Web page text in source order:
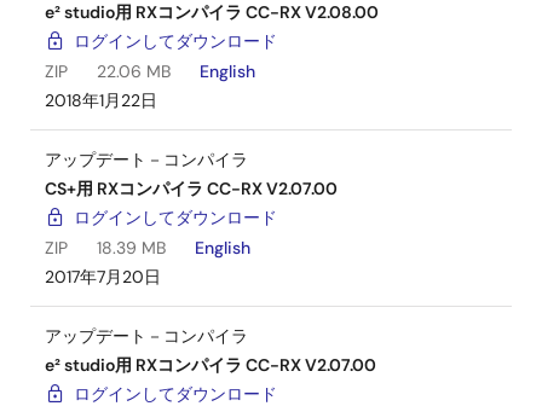
e² studio用 RXコンパイラ CC-RX V2.08.00
ログインしてダウンロード
ZIP
22.06 MB
English
2018年1月22日
アップデート－コンパイラ
CS+用 RXコンパイラ CC-RX V2.07.00
ログインしてダウンロード
ZIP
18.39 MB
English
2017年7月20日
アップデート－コンパイラ
e² studio用 RXコンパイラ CC-RX V2.07.00
ログインしてダウンロード